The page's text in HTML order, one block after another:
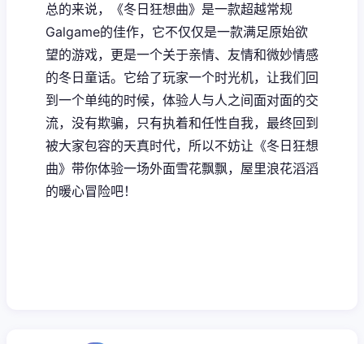
总的来说，《冬日狂想曲》是一款​​超越常规
Galgame的佳作​​，它不仅仅是一款满足原始欲
望的游戏，更是一个关于亲情、友情和微妙情感
的冬日童话。它给了玩家一个时光机，让我们回
到一个单纯的时候，体验人与人之间面对面的交
流，没有欺骗，只有执着和任性自我，最终回到
被大家包容的天真时代，所以不妨让《冬日狂想
曲》带你体验一场​​外面雪花飘飘，屋里浪花滔滔​​
的暖心冒险吧！